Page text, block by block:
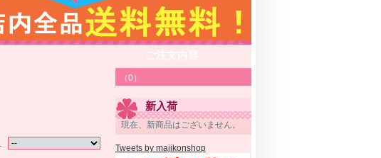
（0）
新入荷
現在、新商品はございません。
Tweets by majikonshop